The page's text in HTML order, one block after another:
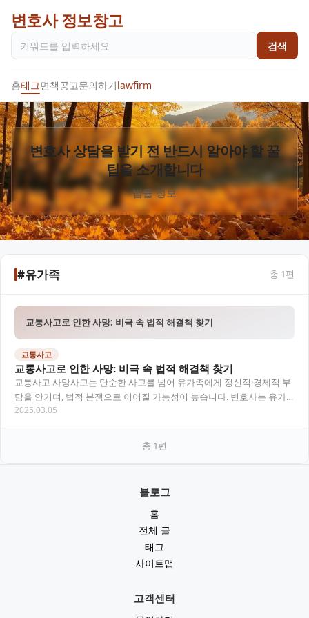
변호사 정보창고
검색
홈태그면책공고문의하기lawfirm
변호사 상담을 받기 전 반드시 알아야 할 꿀
팁을 소개합니다
법률 정보
#유가족 총 1편
교통사고로 인한 사망: 비극 속 법적 해결책 찾기
교통사고
교통사고로 인한 사망: 비극 속 법적 해결책 찾기
교통사고 사망사고는 단순한 사고를 넘어 유가족에게 정신적·경제적 부
담을 안기며, 법적 분쟁으로 이어질 가능성이 높습니다. 변호사는 유가
족을 대신해 보험사와 협상하거나 소송을 진행하…
2025.03.05
총 1편
블로그
홈
전체 글
태그
사이트맵
고객센터